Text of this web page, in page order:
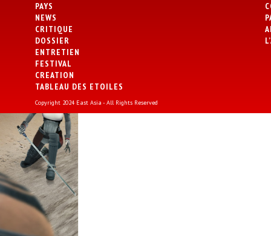
PAYS
NEWS
CRITIQUE
DOSSIER
ENTRETIEN
FESTIVAL
CREATION
TABLEAU DES ETOILES
Copyright 2024 East Asia - All Rights Reserved